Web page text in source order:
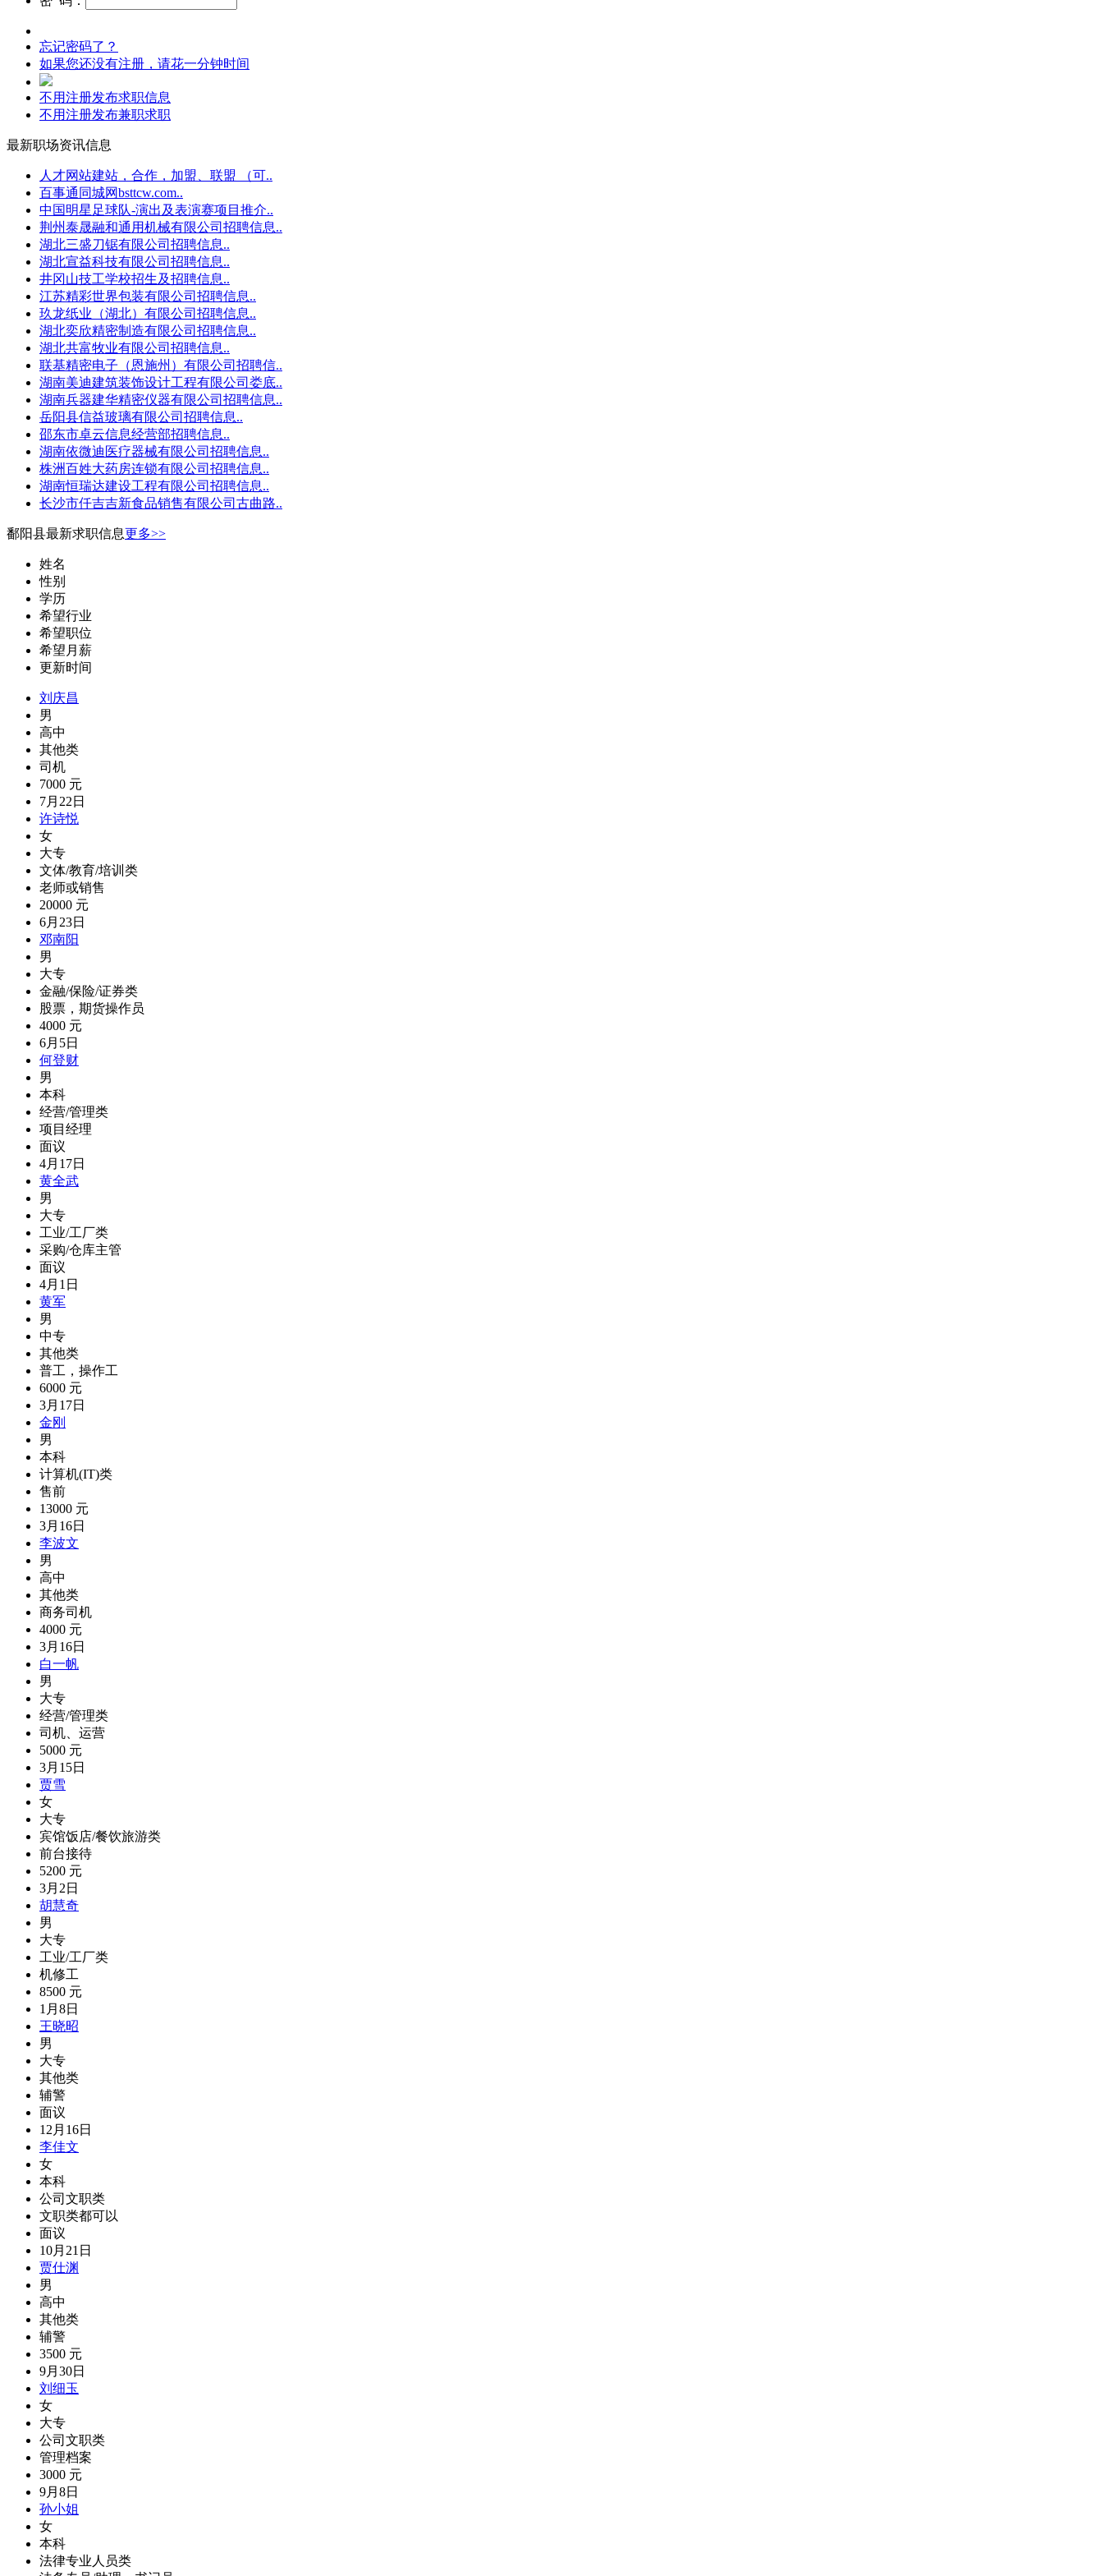
忘记密码了？
如果您还没有注册，请花一分钟时间
不用注册发布求职信息
不用注册发布兼职求职
最新职场资讯信息
人才网站建站，合作，加盟、联盟 （可..
百事通同城网bsttcw.com..
中国明星足球队-演出及表演赛项目推介..
荆州泰晟融和通用机械有限公司招聘信息..
湖北三盛刀锯有限公司招聘信息..
湖北宣益科技有限公司招聘信息..
井冈山技工学校招生及招聘信息..
江苏精彩世界包装有限公司招聘信息..
玖龙纸业（湖北）有限公司招聘信息..
湖北奕欣精密制造有限公司招聘信息..
湖北共富牧业有限公司招聘信息..
联基精密电子（恩施州）有限公司招聘信..
湖南美迪建筑装饰设计工程有限公司娄底..
湖南兵器建华精密仪器有限公司招聘信息..
岳阳县信益玻璃有限公司招聘信息..
邵东市卓云信息经营部招聘信息..
湖南依微迪医疗器械有限公司招聘信息..
株洲百姓大药房连锁有限公司招聘信息..
湖南恒瑞达建设工程有限公司招聘信息..
长沙市仟吉吉新食品销售有限公司古曲路..
鄱阳县最新求职信息更多>>
姓名
性别
学历
希望行业
希望职位
希望月薪
更新时间
刘庆昌
男
高中
其他类
司机
7000 元
7月22日
许诗悦
女
大专
文体/教育/培训类
老师或销售
20000 元
6月23日
邓南阳
男
大专
金融/保险/证券类
股票，期货操作员
4000 元
6月5日
何登财
男
本科
经营/管理类
项目经理
面议
4月17日
黄全武
男
大专
工业/工厂类
采购/仓库主管
面议
4月1日
黄军
男
中专
其他类
普工，操作工
6000 元
3月17日
金刚
男
本科
计算机(IT)类
售前
13000 元
3月16日
李波文
男
高中
其他类
商务司机
4000 元
3月16日
白一帆
男
大专
经营/管理类
司机、运营
5000 元
3月15日
贾雪
女
大专
宾馆饭店/餐饮旅游类
前台接待
5200 元
3月2日
胡慧奇
男
大专
工业/工厂类
机修工
8500 元
1月8日
王晓昭
男
大专
其他类
辅警
面议
12月16日
李佳文
女
本科
公司文职类
文职类都可以
面议
10月21日
贾仕渊
男
高中
其他类
辅警
3500 元
9月30日
刘细玉
女
大专
公司文职类
管理档案
3000 元
9月8日
孙小姐
女
本科
法律专业人员类